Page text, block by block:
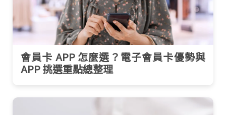
會員卡 APP 怎麼選？電子會員卡優勢與
APP 挑選重點總整理